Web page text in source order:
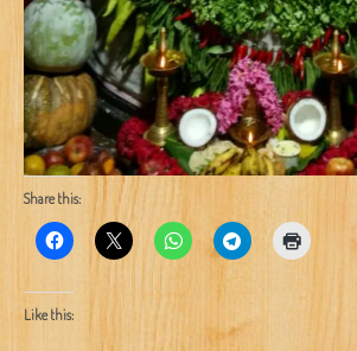
Share this:
Like this: